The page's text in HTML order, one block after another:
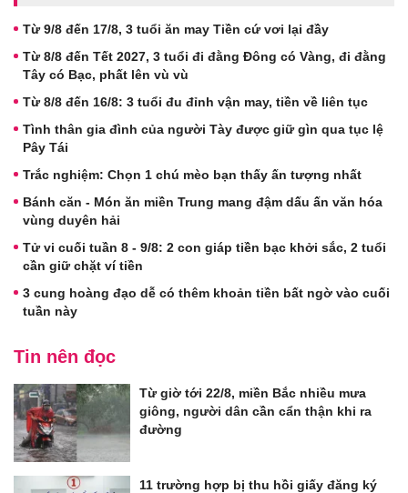
Từ 9/8 đến 17/8, 3 tuổi ăn may Tiền cứ vơi lại đầy
Từ 8/8 đến Tết 2027, 3 tuổi đi đằng Đông có Vàng, đi đằng
Tây có Bạc, phất lên vù vù
Từ 8/8 đến 16/8: 3 tuổi đu đỉnh vận may, tiền về liên tục
Tình thân gia đình của người Tày được giữ gìn qua tục lệ
Pây Tái
Trắc nghiệm: Chọn 1 chú mèo bạn thấy ấn tượng nhất
Bánh căn - Món ăn miền Trung mang đậm dấu ấn văn hóa
vùng duyên hải
Tử vi cuối tuần 8 - 9/8: 2 con giáp tiền bạc khởi sắc, 2 tuổi
cần giữ chặt ví tiền
3 cung hoàng đạo dễ có thêm khoản tiền bất ngờ vào cuối
tuần này
Tin nên đọc
Từ giờ tới 22/8, miền Bắc nhiều mưa
giông, người dân cần cẩn thận khi ra
đường
11 trường hợp bị thu hồi giấy đăng ký